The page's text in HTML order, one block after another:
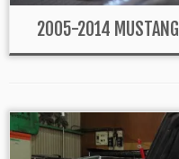
2005-2014 MUSTANG